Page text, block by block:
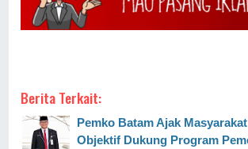
Berita Terkait:
Pemko Batam Ajak
Objektif Dukung Program